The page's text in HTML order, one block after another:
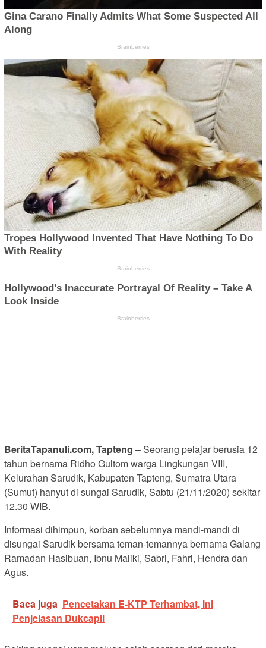
BeritaTapanuli.com, Tapteng –Seorang pelajar berusia 12
tahun bernama Ridho Gultom warga Lingkungan VIII,
Kelurahan Sarudik, Kabupaten Tapteng, Sumatra Utara
(Sumut) hanyut di sungai Sarudik, Sabtu (21/11/2020) sekitar
12.30 WIB.
Informasi dihimpun, korban sebelumnya mandi-mandi di
disungai Sarudik bersama teman-temannya bernama Galang
Ramadan Hasibuan, Ibnu Maliki, Sabri, Fahri, Hendra dan
Agus.
Baca juga Pencetakan E-KTP Terhambat, Ini
Penjelasan Dukcapil